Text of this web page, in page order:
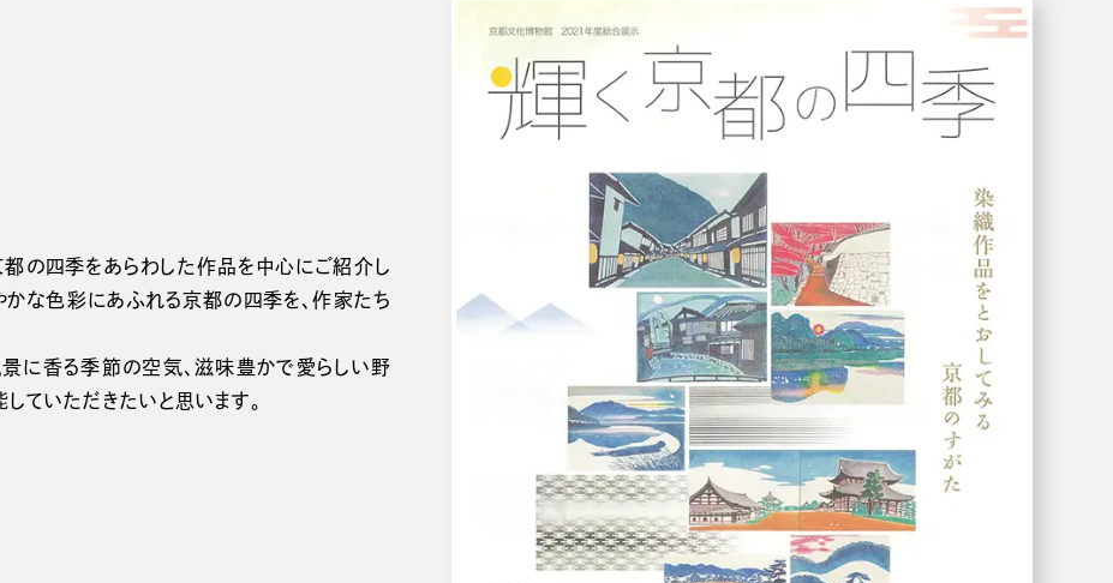
の四季をあらわした作品を中心にご紹介し
な色彩にあふれる京都の四季を、作家たち
に香る季節の空気、滋味豊かで愛らしい野
ていただきたいと思います。